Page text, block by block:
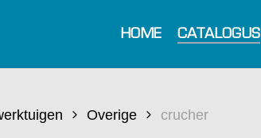
HOME CATALOGUS
Overige crucher